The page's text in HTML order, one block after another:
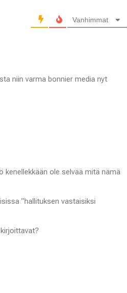
Vanhimmat
niin varma bonnier media nyt
kenellekkään ole selvää mitä nämä
”hallituksen vastaisiksi